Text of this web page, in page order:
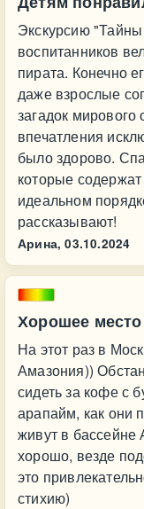
Экскурсию
воспитанников
пирата. Конечно
даже взрослые
загадок
впечатления
было здорово.
которые
идеальном
рассказывают!
Арина, 03.10.2024
Хорошее место
На этот раз в
Амазония))
сидеть за кофе с
арапайм, как они
живут в
хорошо, везде
это
стихию)